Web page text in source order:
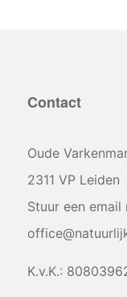
Contact
Oude
2311 VP Leiden
Stuur een email
K.v.K.: